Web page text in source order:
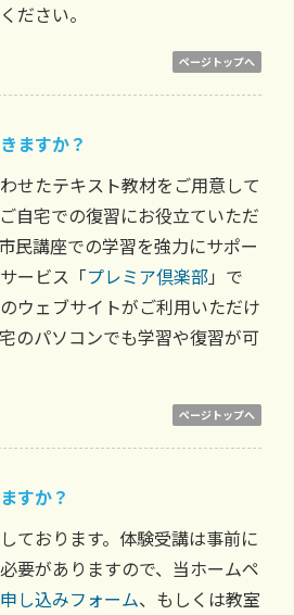
ださい。
ページトップへ
ますか？
せたテキスト教材をご用意して
自宅での復習にお役立ていただ
民講座での学習を強力にサポー
ービス「プレミア倶楽部」で
ウェブサイトがご利用いただけ
のパソコンでも学習や復習が可
ページトップへ
すか？
ております。体験受講は事前に
要がありますので、当ホームペ
し込みフォーム、もしくは教室